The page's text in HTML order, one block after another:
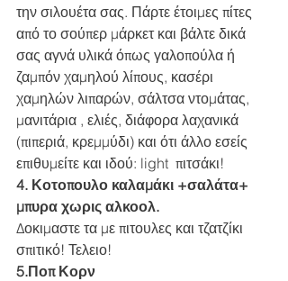
την σιλουέτα σας. Πάρτε έτοιμες πίτες
από το σούπερ μάρκετ και βάλτε δικά
σας αγνά υλικά όπως γαλοπούλα ή
ζαμπόν χαμηλού λίπους, κασέρι
χαμηλών λιπαρών, σάλτσα ντομάτας,
μανιτάρια , ελιές, διάφορα λαχανικά
(πιπεριά, κρεμμύδι) και ότι άλλο εσείς
επιθυμείτε και ιδού: light  πιτσάκι!
4. Κοτοπουλο καλαμάκι +σαλάτα+
μπυρα χωρις αλκοολ.
Δοκιμαστε τα με πιτουλες και τζατζίκι
σπιτικό! Τελειο!
5.Ποπ Κορν